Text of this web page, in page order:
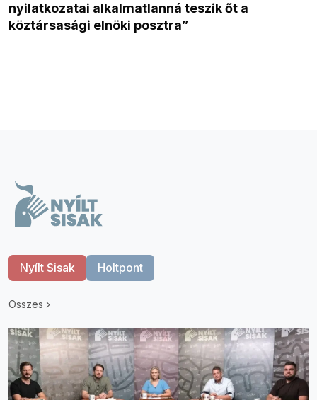
nyilatkozatai alkalmatlanná teszik őt a
köztársasági elnöki posztra”
Nyílt Sisak Holtpont
Összes